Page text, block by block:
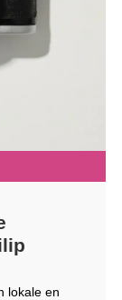
lokale en